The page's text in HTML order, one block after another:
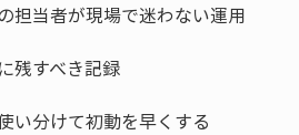
い分けて初動を早くする